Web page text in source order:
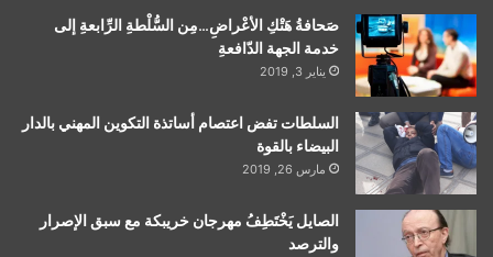
صَحافةُ هَتْكِ الأعْراضِ…مِن السُّلْطةِ الرِّابعةِ إلى
خدمة الجهة الدّافعةِ
يناير 3, 2019
السلطات تفض اعتصام أساتذة التكوين المهني بالدار
البيضاء بالقوة
مارس 26, 2019
الصايل يَخْتَطِفُ مهرجان خريبكة مع سبق الإصرار
والترصد